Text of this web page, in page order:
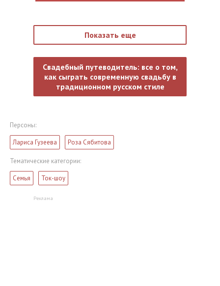
Показать еще
Свадебный путеводитель: все о том,
как сыграть современную свадьбу в
традиционном русском стиле
Персоны:
Лариса Гузеева Роза Сябитова
Тематические категории:
Семья Ток-шоу